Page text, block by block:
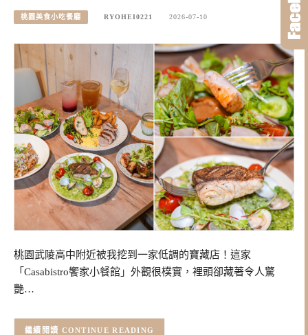
桃園美食小吃餐廳 RYOHEI0221 2026-07-10
桃園武陵高中附近被我挖到一家低調的寶藏店！這家
「Casabistro饗家小餐館」外觀很樸實，裡頭卻藏著令人驚
艷…
CONTINUE READING